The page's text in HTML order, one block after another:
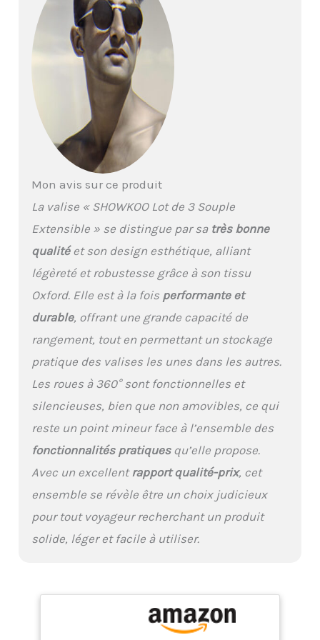
l'étirement des
poignées, le roulement
des rouleaux, la
durabilité des
Enfin, la valise vous est
livrée parfaitement.
【Set 3 Valises M-L-XL --
Le Meilleur Choix Pour
Voyager】Lot valise 3
multiples occasions de
voyage, M (38x24x58-
3,06 kg), L
(43x27x67cm-3,16kg), XL
(47x30x78-4,68kg).
Seules les tailles L et XL
peuvent être allongées
de 21% d'espace
supplémentaire. La taille
M répond à la plupart
des restrictions de taille
des bagages à main des
compagnies aériennes
【Valise Legere
-- Conception Pratique】
Fermeture éclair de
nouvellement
améliorée, avec une
éviter les déchirures. Les
roulettes rotatives à
valise à roulettes de se
toute la longueur, de
sangles croisées et de
Mon avis sur ce produit
La valise « SHOWKOO Lot de 3 Souple
Extensible » se distingue par sa très bonne
qualitéet son design esthétique, alliant
légèreté et robustesse grâce à son tissu
Oxford. Elle est à la fois performante et
durable, offrant une grande capacité de
rangement, tout en permettant un stockage
pratique des valises les unes dans les autres.
Les roues à 360° sont fonctionnelles et
silencieuses, bien que non amovibles, ce qui
reste un point mineur face à l’ensemble des
fonctionnalités pratiquesqu’elle propose.
Avec un excellent rapport qualité-prix, cet
ensemble se révèle être un choix judicieux
pour tout voyageur recherchant un produit
solide, léger et facile à utiliser.